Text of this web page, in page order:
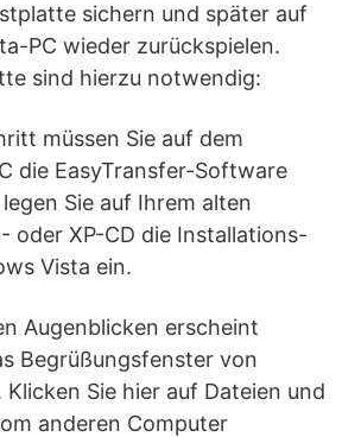
sichern und später auf
PC wieder zurückspielen.
sind hierzu notwendig:
müssen Sie auf dem
die EasyTransfer-Software
Sie auf Ihrem alten
oder XP-CD die Installations-
Vista ein.
Augenblicken erscheint
Begrüßungsfenster von
Sie hier auf Dateien und
anderen Computer